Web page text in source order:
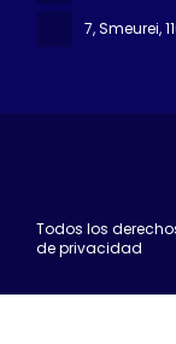
7, Smeurei,
Todos los
de privacidad